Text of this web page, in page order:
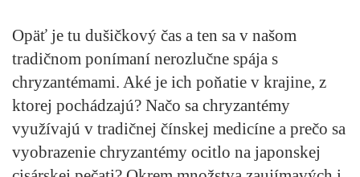
Opäť je tu dušičkový čas a ten sa v našom
tradičnom ponímaní nerozlučne spája s
chryzantémami. Aké je ich poňatie v krajine, z
ktorej pochádzajú? Načo sa chryzantémy
využívajú v tradičnej čínskej medicíne a prečo sa
vyobrazenie chryzantémy ocitlo na japonskej